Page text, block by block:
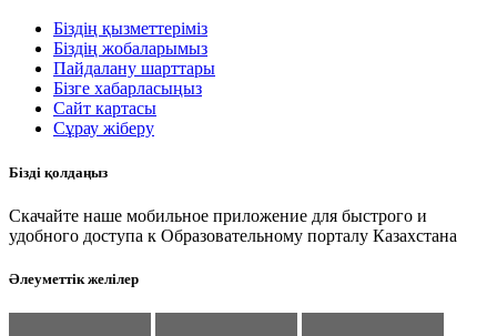
Біздің қызметтеріміз
Біздің жобаларымыз
Пайдалану шарттары
Бізге хабарласыңыз
Сайт картасы
Сұрау жіберу
Бізді қолдаңыз
Скачайте наше мобильное приложение для быстрого и
удобного доступа к Образовательному порталу Казахстана
Әлеуметтік желілер